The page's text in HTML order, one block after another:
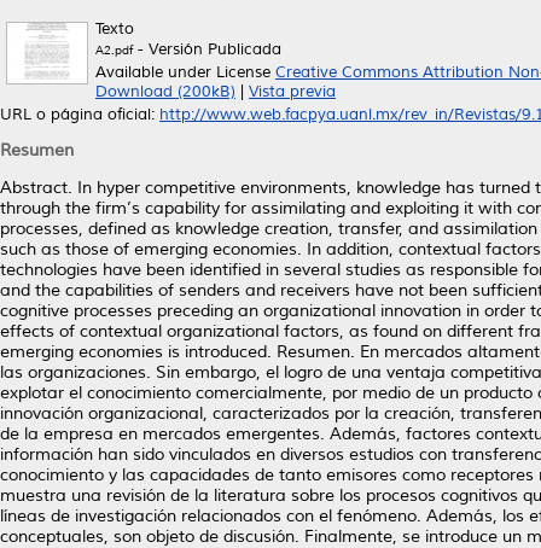
Texto
A2.pdf- Versión Publicada
Available under License Creative Commons Attribution
Download (200kB)
Vista previa
URL o página oficial: http://www.web.facpya.uanl.mx/rev_in/Revistas/
Resumen
Abstract. In hyper competitive environments, knowledge has
through the firm’s capability for assimilating and exploiting it with
processes, defined as knowledge creation, transfer, and
such as those of emerging economies. In addition, contextual
technologies have been identified in several studies as
and the capabilities of senders and receivers have not been
cognitive processes preceding an organizational innovation in
effects of contextual organizational factors, as found on different
emerging economies is introduced. Resumen. En mercados
las organizaciones. Sin embargo, el logro de una ventaja
explotar el conocimiento comercialmente, por medio de un
innovación organizacional, caracterizados por la creación,
de la empresa en mercados emergentes. Además, factores
información han sido vinculados en diversos estudios con
conocimiento y las capacidades de tanto emisores como
muestra una revisión de la literatura sobre los procesos cognitivos
líneas de investigación relacionados con el fenómeno. Además,
conceptuales, son objeto de discusión. Finalmente, se introduce un